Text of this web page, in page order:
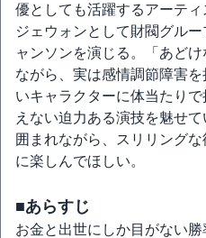
優としても活躍するアーテ
ジェウォンとして財閥グル
ャンソンを演じる。「あど
ながら、実は感情調節障害
いキャラクターに体当たり
えない迫力ある演技を魅せ
囲まれながら、スリリング
に楽しんでほしい。
■あらすじ
お金と出世にしか目がない